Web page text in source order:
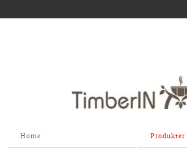
Home Produkter